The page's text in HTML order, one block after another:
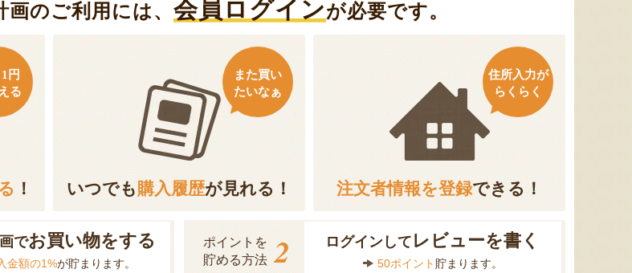
画のご利用には、 会員ログインが必要です。
！
円
る
いつでも購入履歴が見れる！
また買い
たいなぁ
注文者情報を登録できる！
住所入力が
らくらく
でお買い物をする
金額の1%が貯まります。
ポイントを
貯める方法 2 ログインして レビューを書く
50ポイント 貯まります。